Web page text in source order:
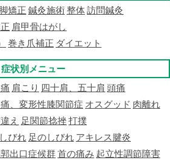
矯正 鍼灸施術整体訪問鍼灸
肩甲骨はがし
巻き爪補正 ダイエット
症状別メニュー
肩こり 四十肩、五十肩 頭痛
、変形性膝関節症 オスグッド 肉離れ
え 足関節捻挫打撲
びれ 足のしびれ アキレス腱炎
出口症候群首の痛み 起立性調節障害